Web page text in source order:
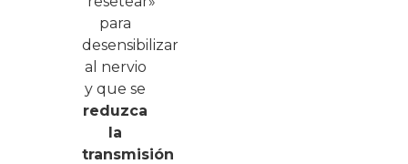
para
desensibilizar
al nervio
y que se
reduzca
la
transmisión